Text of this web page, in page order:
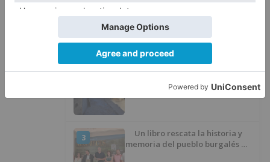
1
Barrio (PSOE) denuncia que la
apertura del Castillo responde a
“una foto” y no a la culminación
del proyecto
2
El poblado de El Encuentro de
proceso de realojo
3
Un libro rescata la historia y
memoria del pueblo burgalés de